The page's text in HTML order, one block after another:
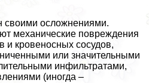
своими осложнениями.
механические повреждения
и кровеносных сосудов,
или значительными
инфильтратами,
(иногда –